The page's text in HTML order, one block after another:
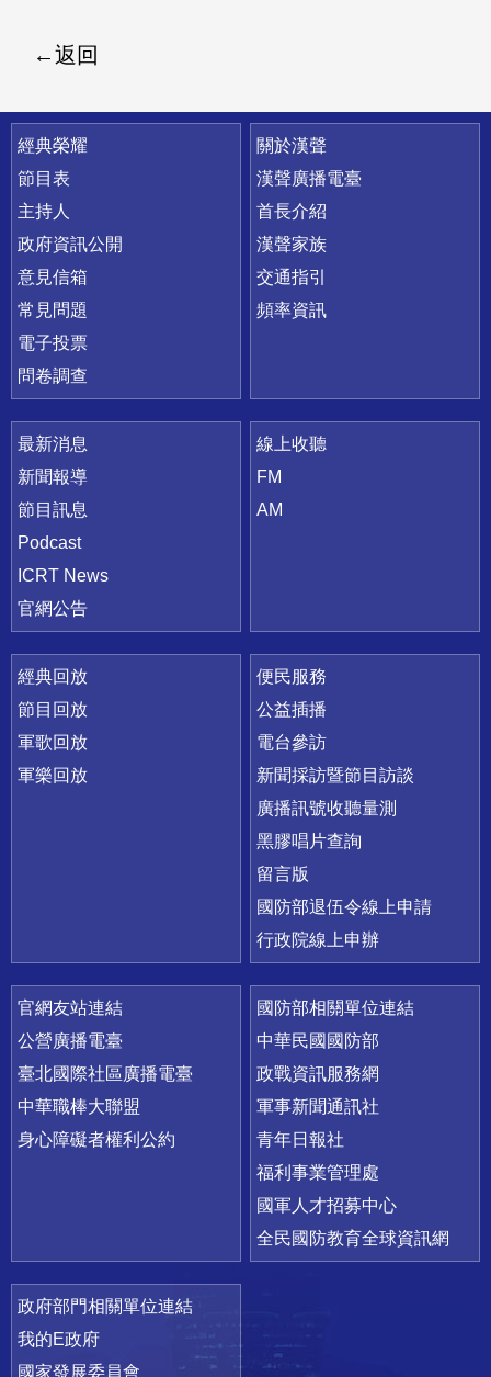
返回
快速連結
經典榮耀
節目表
主持人
政府資訊公開
意見信箱
常見問題
電子投票
問卷調查
關於漢聲
漢聲廣播電臺
首長介紹
漢聲家族
交通指引
頻率資訊
最新消息
新聞報導
節目訊息
Podcast
ICRT News
官網公告
線上收聽
FM
AM
經典回放
節目回放
軍歌回放
軍樂回放
便民服務
公益插播
電台參訪
新聞採訪暨節目訪談
廣播訊號收聽量測
黑膠唱片查詢
留言版
國防部退伍令線上申請
行政院線上申辦
官網友站連結
公營廣播電臺
臺北國際社區廣播電臺
中華職棒大聯盟
身心障礙者權利公約
國防部相關單位連結
中華民國國防部
政戰資訊服務網
軍事新聞通訊社
青年日報社
福利事業管理處
國軍人才招募中心
全民國防教育全球資訊網
政府部門相關單位連結
我的E政府
國家發展委員會